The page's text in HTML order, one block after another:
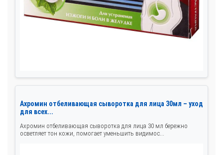
Ахромин отбеливающая сыворотка для лица 30мл – уход
для всех...
Ахромин отбеливающая сыворотка для лица 30 мл бережно
осветляет тон кожи, помогает уменьшить видимос...